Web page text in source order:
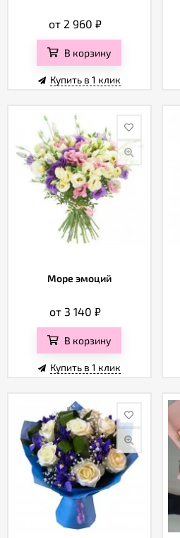
от 2 960 ₽
В корзину
Купить в 1 клик
Море эмоций
от 3 140 ₽
В корзину
Купить в 1 клик